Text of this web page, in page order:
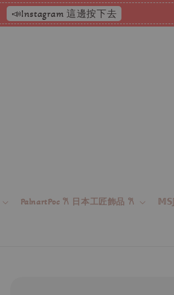
📣Instagram 這邊按下去
PalnartPoc 𐙚 日本工匠飾品 𐙚